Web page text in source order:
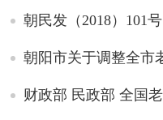
朝民发（2018）101
朝阳市关于调整全市
财政部 民政部 全国